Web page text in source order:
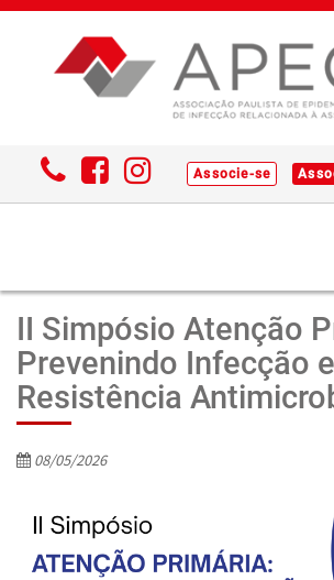
Associe-se
II Simpósio Atenção
Prevenindo Infecção e
Resistência
08/05/2026